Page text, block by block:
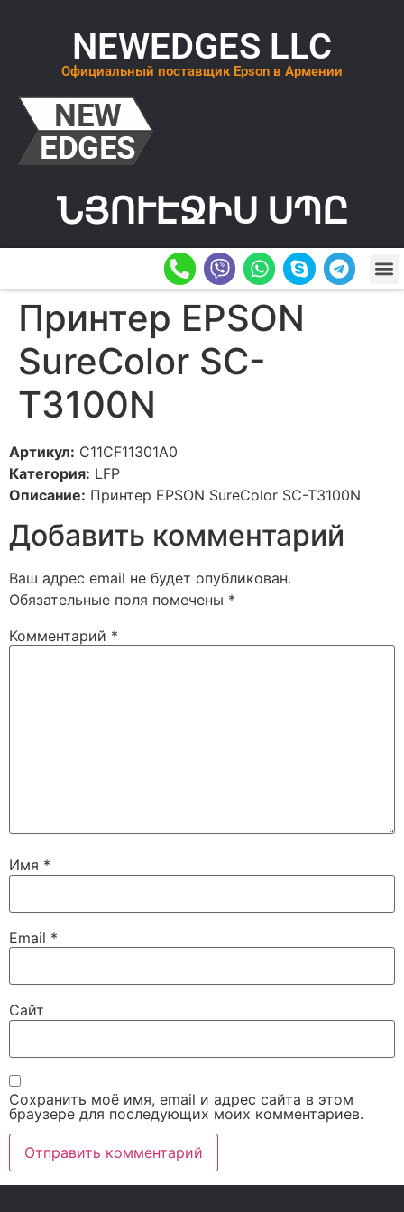
NEWEDGES LLC
Официальный поставщик Epson в Армении
ՆՅՈՒԷՋԻՍ ՍՊԸ
Принтер EPSON
SureColor SC-
T3100N
Артикул: C11CF11301A0
Категория: LFP
Описание: Принтер EPSON SureColor SC-T3100N
Добавить комментарий
Ваш адрес email не будет опубликован.
Обязательные поля помечены *
Комментарий *
Имя *
Email *
Сайт
Сохранить моё имя, email и адрес сайта в этом
браузере для последующих моих комментариев.